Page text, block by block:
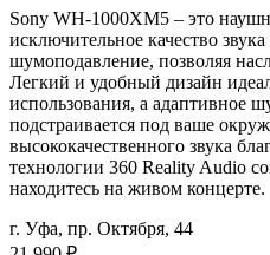
Sony WH-1000XM5 – это
исключительное качество
шумоподавление, позволяя
Легкий и удобный дизайн
использования, а адаптивное
подстраивается под ваше
высококачественного звука
технологии 360 Reality Audio
находитесь на живом концерте.
г. Уфа, пр. Октября, 44